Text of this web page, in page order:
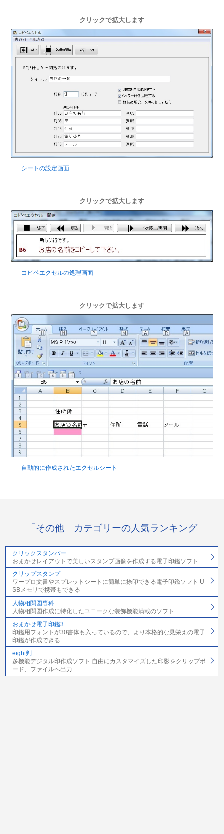
クリックで拡大します
シートの設定画面
クリックで拡大します
コピペエクセルの処理画面
クリックで拡大します
自動的に作成されたエクセルシート
「その他」カテゴリーの人気ランキング
クリックスタンパー
おまかせレイアウトで美しいスタンプ画像を作成する電子印鑑ソフト
クリップスタンプ
ワープロ文書やスプレットシートに簡単に捺印できる電子印鑑ソフト U
SBメモリで携帯もできる
人物相関図専科
人物相関図作成に特化したユニークな装飾機能満載のソフト
おまかせ電子印鑑3
印鑑用フォントが30書体も入っているので、より本格的な見栄えの電子
印鑑が作成できる
eight判
多機能デジタル印作成ソフト 自由にカスタマイズした印影をクリップボ
ード、ファイルへ出力